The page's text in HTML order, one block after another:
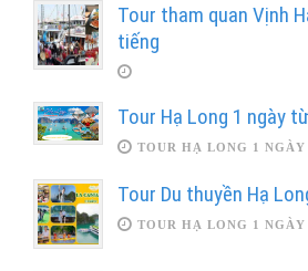
Tour tham quan Vịnh
tiếng
Tour Hạ Long 1 ngày
TOUR HẠ LONG 1
Tour Du thuyền Hạ
TOUR HẠ LONG 1